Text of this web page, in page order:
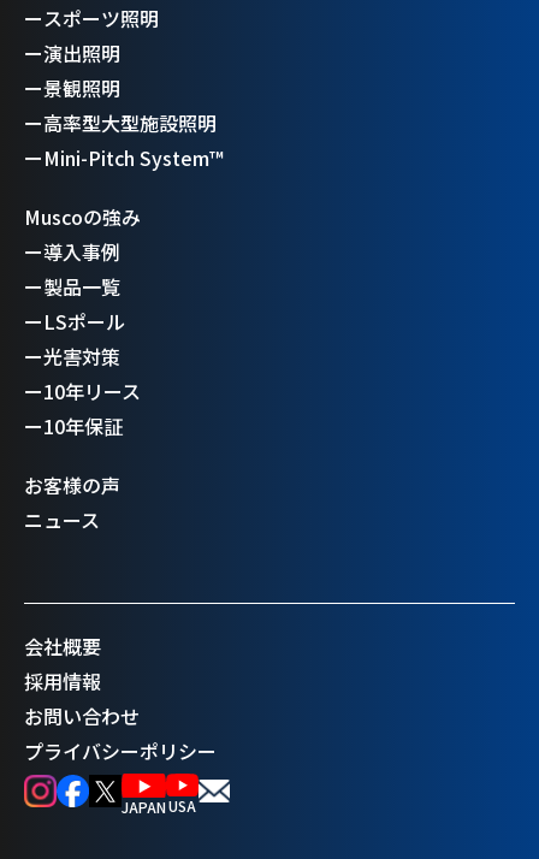
ースポーツ照明
ー演出照明
ー景観照明
ー高率型大型施設照明
ーMini-Pitch System™
Muscoの強み
ー導入事例
ー製品一覧
ーLSポール
ー光害対策
ー10年リース
ー10年保証
お客様の声
ニュース
会社概要
採用情報
お問い合わせ
プライバシーポリシー
JAPANUSA